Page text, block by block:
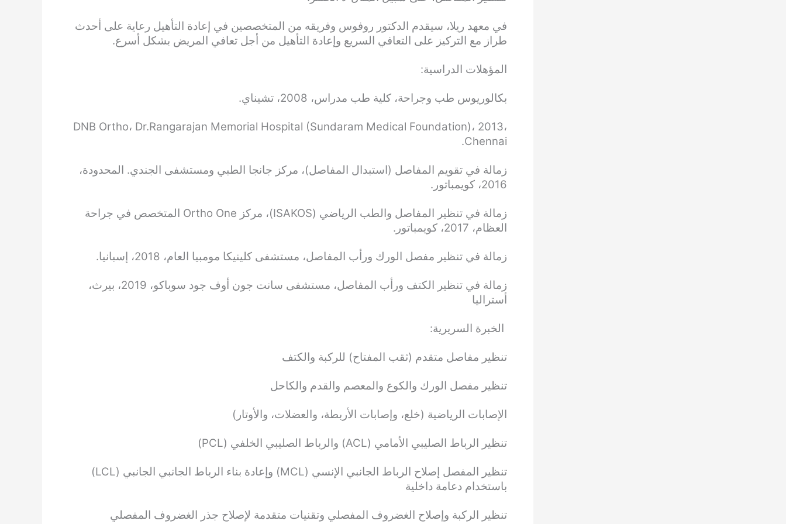
في معهد ريلا، سيقدم الدكتور روفوس وفريقه من المتخصصين في إعادة التأهيل رعاية على أحدث
طراز مع التركيز على التعافي السريع وإعادة التأهيل من أجل تعافي المريض بشكل أسرع.
المؤهلات الدراسية:
بكالوريوس طب وجراحة، كلية طب مدراس، 2008، تشيناي.
DNB Ortho، Dr.Rangarajan Memorial Hospital (Sundaram Medical Foundation)، 2013،
Chennai.
زمالة في تقويم المفاصل (استبدال المفاصل)، مركز جانجا الطبي ومستشفى الجندي. المحدودة،
2016، كويمباتور.
زمالة في تنظير المفاصل والطب الرياضي (ISAKOS)، مركز Ortho One المتخصص في جراحة
العظام، 2017، كويمباتور.
زمالة في تنظير مفصل الورك ورأب المفاصل، مستشفى كلينيكا مومبيا العام، 2018، إسبانيا.
زمالة في تنظير الكتف ورأب المفاصل، مستشفى سانت جون أوف جود سوباكو، 2019، بيرث،
أستراليا
الخبرة السريرية:
تنظير مفاصل متقدم (ثقب المفتاح) للركبة والكتف
تنظير مفصل الورك والكوع والمعصم والقدم والكاحل
الإصابات الرياضية (خلع، وإصابات الأربطة، والعضلات، والأوتار)
تنظير الرباط الصليبي الأمامي (ACL) والرباط الصليبي الخلفي (PCL)
تنظير المفصل إصلاح الرباط الجانبي الإنسي (MCL) وإعادة بناء الرباط الجانبي الجانبي (LCL)
باستخدام دعامة داخلية
تنظير الركبة وإصلاح الغضروف المفصلي وتقنيات متقدمة لإصلاح جذر الغضروف المفصلي